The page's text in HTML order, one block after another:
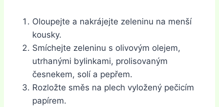
Oloupejte a nakrájejte zeleninu na menší
kousky.
Smíchejte zeleninu s olivovým olejem,
utrhanými bylinkami, prolisovaným
česnekem, solí a pepřem.
Rozložte směs na plech vyložený pečicím
papírem.